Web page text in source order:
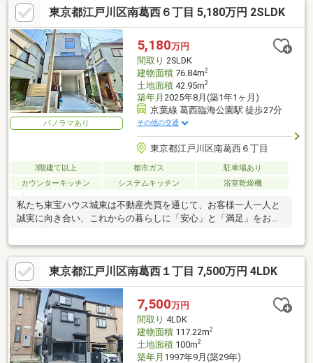
東京都江戸川区南葛西６丁目 5,180万円 2SLDK
パノラマあり
5,180万円
間取り 2SLDK
建物面積76.84m2
土地面積42.95m2
築年月 2025年8月(築1年1ヶ月)
京葉線 葛西臨海公園駅 徒歩27分
その他の交通
東京都江戸川区南葛西６丁目
3階建て以上 都市ガス
駐車場あり
カウンターキッチン
システムキッチン 浴室乾燥機
私たち東宝ハウス城東は不動産売買を通じて、お客様一人一人と
誠実に向き合い、これからの暮らしに「安心」と「満足」をお届
東京都江戸川区南葛西１丁目 7,500万円 4LDK
7,500万円
間取り 4LDK
建物面積117.22m2
土地面積100m2
築年月 1997年9月(築29年)